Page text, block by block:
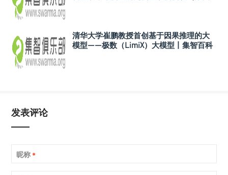
清华大学崔鹏教授首创基于因果推理的大
模型——极数（LimiX）大模型丨集智百科
发表评论
昵称 *